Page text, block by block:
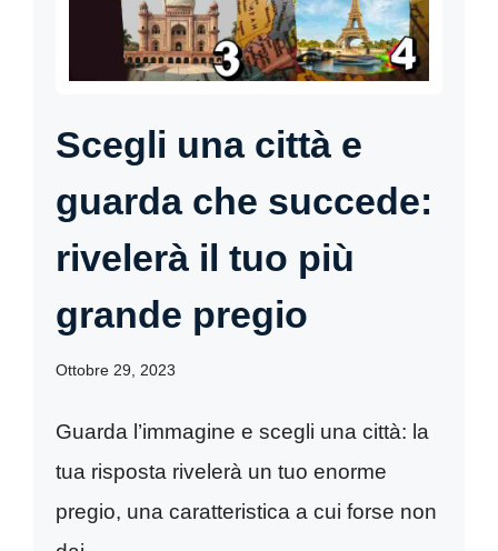
Scegli una città e
guarda che succede:
rivelerà il tuo più
grande pregio
Ottobre 29, 2023
Guarda l’immagine e scegli una città: la
tua risposta rivelerà un tuo enorme
pregio, una caratteristica a cui forse non